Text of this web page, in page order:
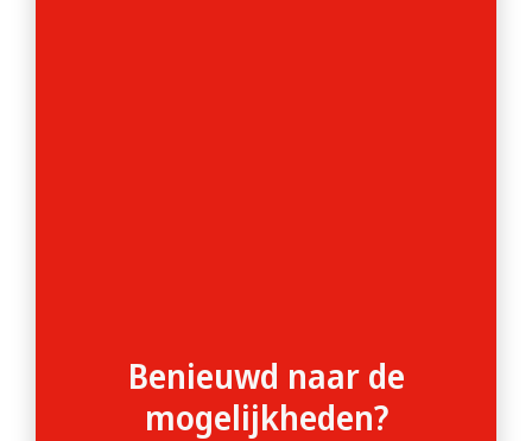
Benieuwd naar de
mogelijkheden?